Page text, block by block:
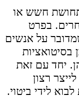
תחושת חשש או
בפרט
על אנשים
בסיטואציות
יחד עם זאת
רצון
לידי ביטוי.